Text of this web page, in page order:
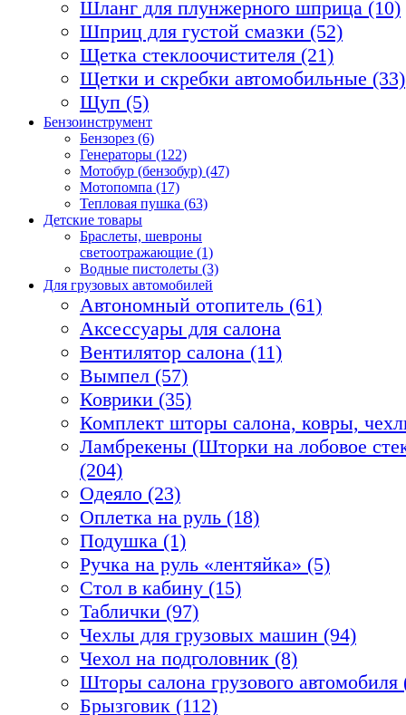
Шланг для плунжерного шприца (10)
Шприц для густой смазки (52)
Щетка стеклоочистителя (21)
Щетки и скребки автомобильные (33)
Щуп (5)
Бензоинструмент
Бензорез (6)
Генераторы (122)
Мотобур (бензобур) (47)
Мотопомпа (17)
Тепловая пушка (63)
Детские товары
Браслеты, шевроны
светоотражающие (1)
Водные пистолеты (3)
Для грузовых автомобилей
Автономный отопитель (61)
Аксессуары для салона
Вентилятор салона (11)
Вымпел (57)
Коврики (35)
Комплект шторы салона, ковры,
Ламбрекены (Шторки на лобовое
(204)
Одеяло (23)
Оплетка на руль (18)
Подушка (1)
Ручка на руль «лентяйка» (5)
Стол в кабину (15)
Таблички (97)
Чехлы для грузовых машин (94)
Чехол на подголовник (8)
Шторы салона грузового автомобиля
Брызговик (112)